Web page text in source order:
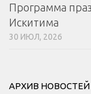
Программа
Искитима
30 ИЮЛ, 2026
АРХИВ НОВОСТЕЙ